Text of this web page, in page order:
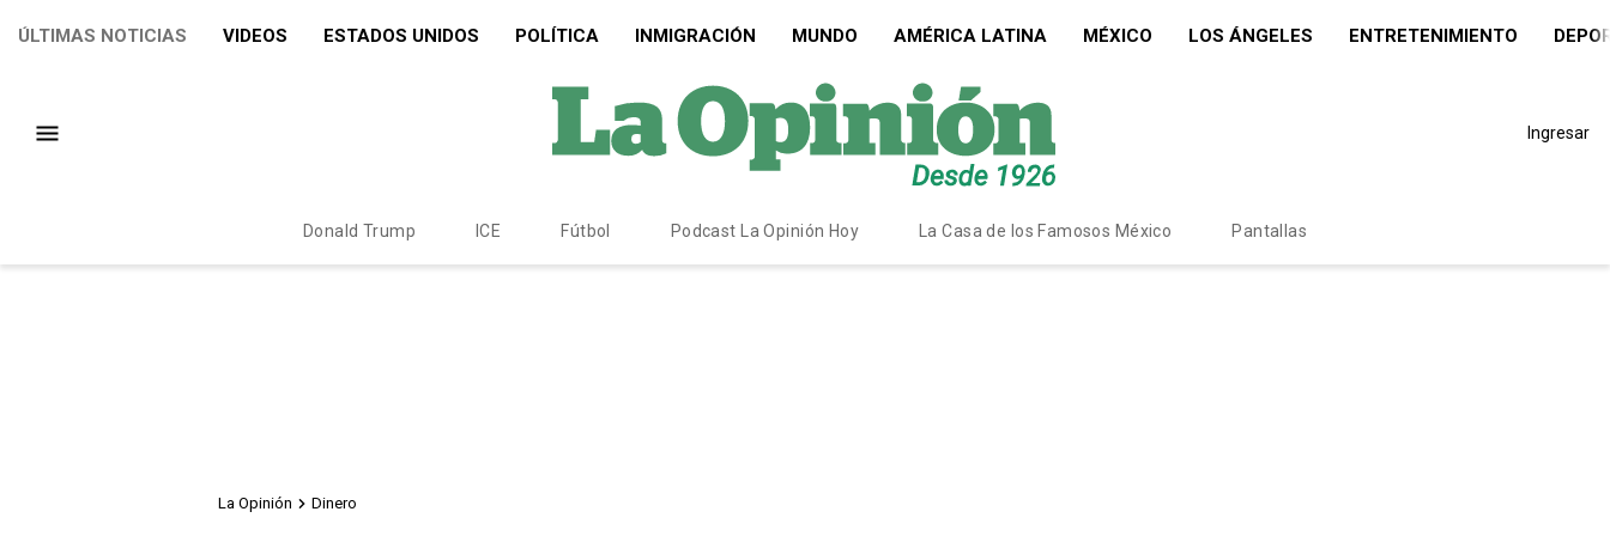
ÚLTIMAS NOTICIAS VIDEOS ESTADOS UNIDOS POLÍTICA INMIGRACIÓN MUNDO AMÉRICA LATINA MÉXICO LOS ÁNGELES ENTRETENIMIENTO
Ingresar
Donald Trump ICE Fútbol Podcast La Opinión Hoy La Casa de los Famosos México Pantallas
La Opinión Dinero